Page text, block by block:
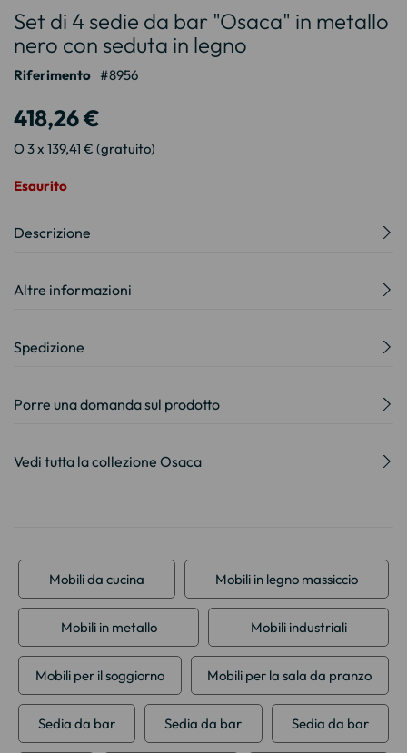
all'inizio
della
galleria
di
Set di 4 sedie da bar "Osaca" in metallo
nero con seduta in legno
Riferimento 8956
418,26 €
O 3 x 139,41 € (gratuito)
Esaurito
Descrizione
Altre informazioni
Spedizione
Porre una domanda sul prodotto
Vedi tutta la collezione Osaca
Mobili da cucina Mobili in legno massiccio
Mobili in metallo Mobili industriali
Mobili per il soggiorno Mobili per la sala da pranzo
Sedia da bar Sedia da bar Sedia da bar